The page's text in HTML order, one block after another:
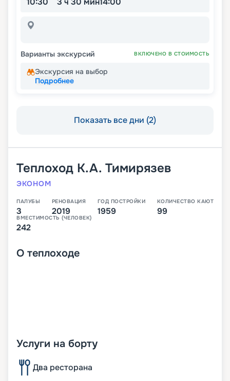
Варианты экскурсий ВКЛЮЧЕНО В СТОИМОСТЬ
Экскурсия на выбор
Подробнее
Показать все дни (2)
Теплоход К.А. Тимирязев
ЭКОНОМ
ПАЛУБЫ
3
РЕНОВАЦИЯ
2019
ГОД ПОСТРОЙКИ
1959
КОЛИЧЕСТВО КАЮТ
99
ВМЕСТИМОСТЬ (ЧЕЛОВЕК)
242
О теплоходе
Услуги на борту
Два ресторана